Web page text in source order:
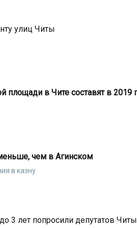
улиц Читы
площади в Чите составят в 2019
чем в Агинском
в казну
3 лет попросили депутатов Читы